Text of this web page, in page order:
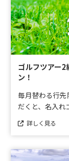
ゴルフツアー
ン！
毎月替わる行
だくと、名入れ
詳しく見る